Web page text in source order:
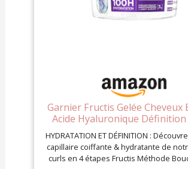
Garnier Fructis Gelée Cheveux
Acide Hyaluronique Définition
HYDRATATION ET DÉFINITION :
capillaire coiffante & hydratante de
curls en 4 étapes Fructis Méthode